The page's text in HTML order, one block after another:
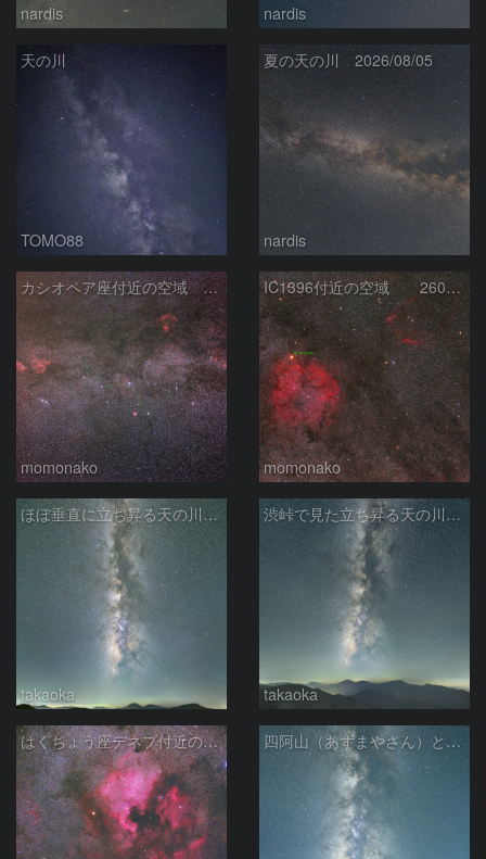
nardis nardis
天の川
TOMO88
夏の天の川 2026/08/05
nardis
カシオペア座付近の空域 260720
momonako
IC1396付近の空域 260720
momonako
ほぼ垂直に立ち昇る天の川銀河
takaoka
渋峠で見た立ち昇る天の川銀河
takaoka
はくちょう座デネブ付近の空域 260720 四阿山（あずまやさん）と立ち昇る夏の銀河